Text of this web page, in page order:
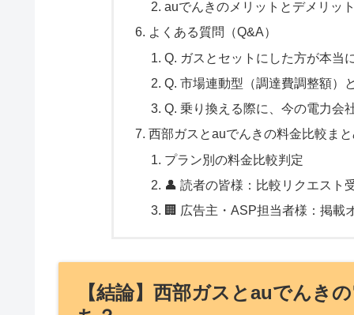
auでんきのメリットとデメリッ
よくある質問（Q&A）
Q. ガスとセットにした方が本当
Q. 市場連動型（調達費調整額）
Q. 乗り換える際に、今の電力会
西部ガスとauでんきの料金比較ま
プラン別の料金比較判定
👤 読者の皆様：比較リクエスト
🏢 広告主・ASP担当者様：掲載
【結論】西部ガスとauでんき